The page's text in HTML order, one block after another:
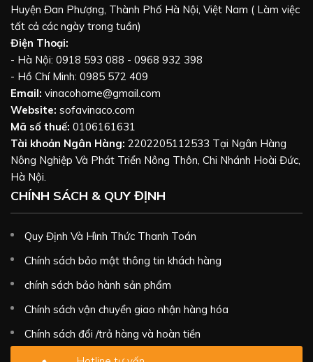
Huyện Đan Phượng, Thành Phố Hà Nội, Việt Nam ( Làm việc
tất cả các ngày trong tuần)
Điện Thoại:
- Hà Nội: 0918 593 088 - 0968 932 398
- Hồ Chí Minh: 0985 572 409
Email: vinacohome@gmail.com
Website: sofavinaco.com
Mã số thuế: 0106161631
Tài khoản Ngân Hàng: 2202205112533 Tại Ngân Hàng
Nông Nghiệp Và Phát Triển Nông Thôn, Chi Nhánh Hoài Đức,
Hà Nội.
CHÍNH SÁCH & QUY ĐỊNH
Quy Định Và Hình Thức Thanh Toán
Chính sách bảo mật thông tin khách hàng
chính sách bảo hành sản phẩm
Chính sách vận chuyển giao nhận hàng hóa
Chính sách đổi /trả hàng và hoàn tiền